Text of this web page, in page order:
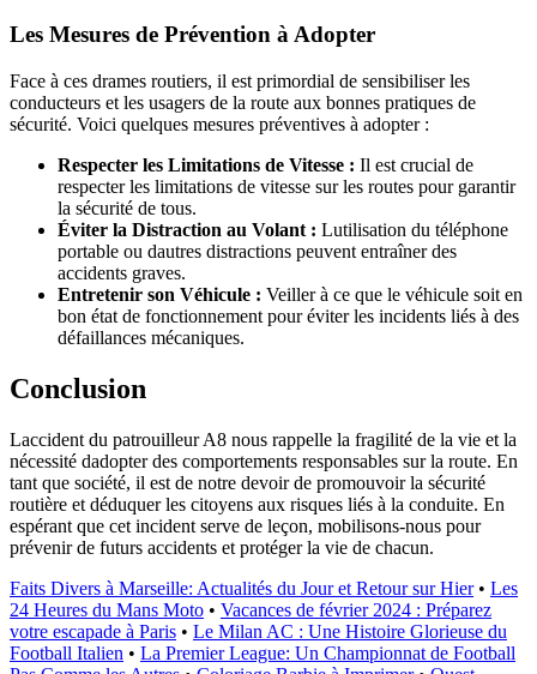
Les Mesures de Prévention à Adopter
Face à ces drames routiers, il est primordial de sensibiliser les
conducteurs et les usagers de la route aux bonnes pratiques de
sécurité. Voici quelques mesures préventives à adopter :
Respecter les Limitations de Vitesse : Il est crucial de
respecter les limitations de vitesse sur les routes pour garantir
la sécurité de tous.
Éviter la Distraction au Volant : Lutilisation du téléphone
portable ou dautres distractions peuvent entraîner des
accidents graves.
Entretenir son Véhicule : Veiller à ce que le véhicule soit en
bon état de fonctionnement pour éviter les incidents liés à des
défaillances mécaniques.
Conclusion
Laccident du patrouilleur A8 nous rappelle la fragilité de la vie et la
nécessité dadopter des comportements responsables sur la route. En
tant que société, il est de notre devoir de promouvoir la sécurité
routière et déduquer les citoyens aux risques liés à la conduite. En
espérant que cet incident serve de leçon, mobilisons-nous pour
prévenir de futurs accidents et protéger la vie de chacun.
Faits Divers à Marseille: Actualités du Jour et Retour sur Hier• Les
24 Heures du Mans Moto • Vacances de février 2024 : Préparez
votre escapade à Paris • Le Milan AC : Une Histoire Glorieuse du
Football Italien • La Premier League: Un Championnat de Football